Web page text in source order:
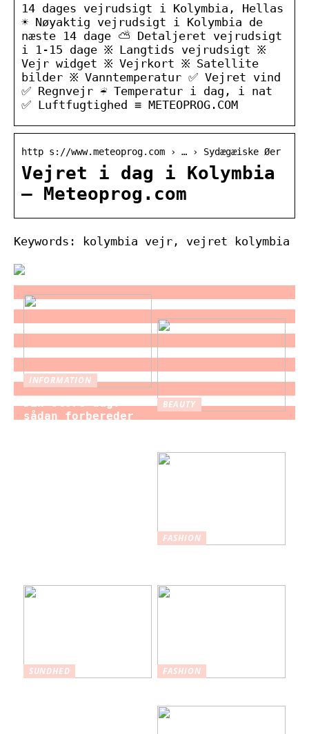
14 dages vejrudsigt i Kolymbia, Hellas
☀️ Nøyaktig vejrudsigt i Kolymbia de
næste 14 dage ⛅ Detaljeret vejrudsigt
i 1-15 dage ፠ Langtids vejrudsigt ፠
Vejr widget ፠ Vejrkort ፠ Satellite
bilder ፠ Vanntemperatur ✅ Vejret vind
✅ Regnvejr ☔ Temperatur i dag, i nat
✅ Luftfugtighed ≡ METEOPROG.COM
http s://www.meteoprog.com › … › Sydægæiske Øer
Vejret i dag i Kolymbia
– Meteoprog.com
Keywords: kolymbia vejr, vejret kolymbia
INFORMATION
Din store dag:
sådan forbereder
BEAUTY
FASHION
SUNDHED FASHION